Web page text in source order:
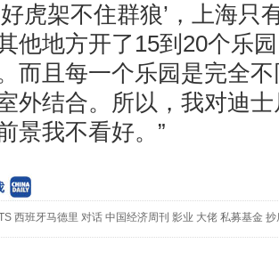
虎架不住群狼’，上海只
他地方开了15到20个乐
而且每一个乐园是完全
外结合。所以，我对迪
景我不看好。”
西班牙马德里 对话 中国经济周刊 影业 大佬 私募基金 抄